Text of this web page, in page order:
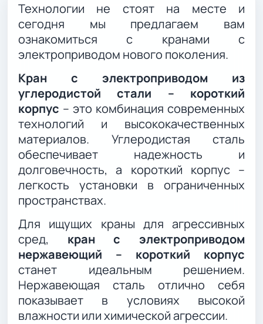
Технологии не стоят на месте и
сегодня мы предлагаем вам
ознакомиться с кранами с
электроприводом нового поколения.
Кран с электроприводом из
углеродистой стали – короткий
корпус – это комбинация современных
технологий и высококачественных
материалов. Углеродистая сталь
обеспечивает надежность и
долговечность, а короткий корпус –
легкость установки в ограниченных
пространствах.
Для ищущих краны для агрессивных
сред, кран с электроприводом
нержавеющий – короткий корпус
станет идеальным решением.
Нержавеющая сталь отлично себя
показывает в условиях высокой
влажности или химической агрессии.